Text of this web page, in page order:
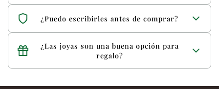
¿Puedo escribirles antes de comprar?
para resolver tus dudas.
¿Las joyas son una buena opción para
regalo?
especiales.